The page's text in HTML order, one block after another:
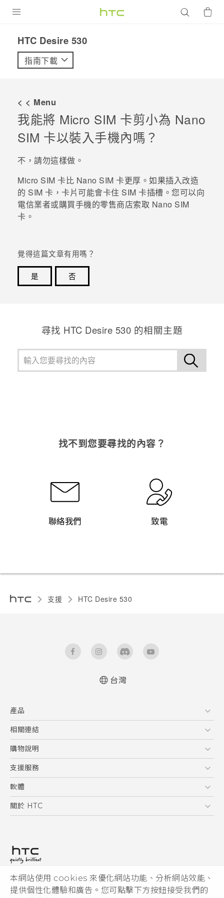
本網站使用 cookies 來優化網站功能、分析網站效能、
提供個性化體驗和廣告。您可點擊下方按鈕接受我們的
VIVE
配件
VIVERSE
優惠專區
焦點訊息
校園專案
企業採購
銷售門市
銷售通路
支援服務
VIVELAND
HTC Desire 530‎
指南下載
< < Menu
我能將 Micro SIM 卡剪小為 Nano
SIM 卡以裝入手機內嗎？
不，請勿這樣做。
Micro SIM 卡比 Nano SIM 卡更厚。如果插入改造
的 SIM 卡，卡片可能會卡住 SIM 卡插槽。您可以向
電信業者或購買手機的零售商店索取 Nano SIM
卡。
覺得這篇文章有用嗎？
是
否
尋找 HTC Desire 530 的相關主題
找不到您要尋找的內容？
聯絡我們 致電
支援 HTC Desire 530‎
台灣
產品
5G
智慧型手機
配件
相關連結
HTC Research
購物說明
購物須知
訂單管理
付款方式
支援服務
到府收送維修服務
服務中心資訊
客戶服務佈告欄
軟體
應用程式
HTC Sync Manager
關於 HTC
投資人
隱私權政策
© 2011-2026 HTC Corporation
HTC 法律文件